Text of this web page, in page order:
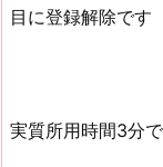
目に登録解除です
実質所用時間3分